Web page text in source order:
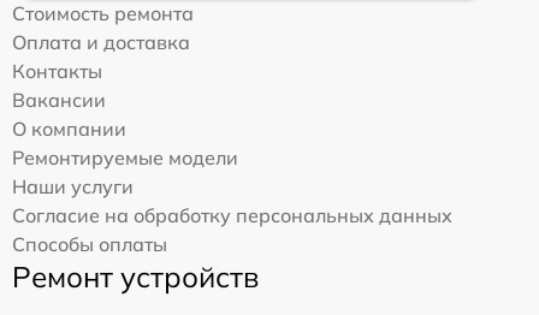
Стоимость ремонта
Оплата и доставка
Контакты
Вакансии
О компании
Ремонтируемые модели
Наши услуги
Согласие на обработку персональных данных
Способы оплаты
Ремонт устройств